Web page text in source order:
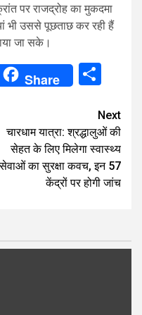
पर राजद्रोह का मुकदमा
भी उससे पूछताछ कर रही हैं
जा सके।
Share
Next
चारधाम यात्रा: श्रद्धालुओं की
सेहत के लिए मिलेगा स्वास्थ्य
सेवाओं का सुरक्षा कवच, इन 57
केंद्रों पर होगी जांच